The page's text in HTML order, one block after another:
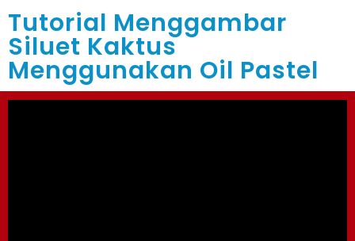
Tutorial Menggambar
Siluet Kaktus
Menggunakan Oil Pastel